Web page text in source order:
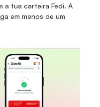
a tua carteira Fedi. A
em menos de um